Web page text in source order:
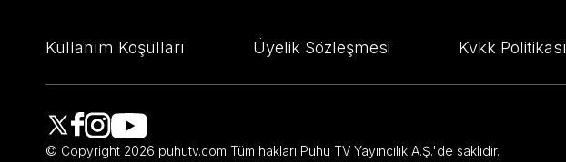
Kullanım Koşulları Üyelik Sözleşmesi Kvkk Politikası
© Copyright 2026 puhutv.com Tüm hakları Puhu TV Yayıncılık A.Ş.'de saklıdır.